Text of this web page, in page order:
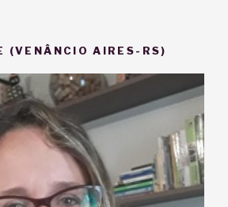
(VENÂNCIO AIRES-RS)